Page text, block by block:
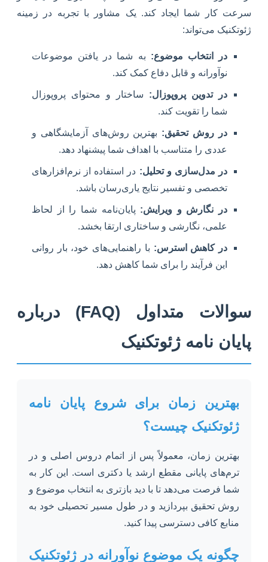
سرعت کار شما ایجاد کند. یک مشاور با تجربه در زمینه
ژئوتکنیک می‌تواند:
در انتخاب موضوع: به شما در یافتن موضوعات
نوآورانه و قابل دفاع کمک کند.
در تدوین پروپوزال: ساختار و محتوای پروپوزال
شما را تقویت کند.
در روش تحقیق: بهترین روش‌های آزمایشگاهی و
عددی را متناسب با اهداف شما پیشنهاد دهد.
در مدل‌سازی و تحلیل: در استفاده از نرم‌افزارهای
تخصصی و تفسیر نتایج یاری‌رسان باشد.
در نگارش و ویرایش: پایان‌نامه شما را از لحاظ
علمی، نگارشی و ساختاری ارتقا بخشد.
در کاهش استرس: با راهنمایی‌های خود، بار روانی
این فرآیند را برای شما کاهش دهد.
سوالات متداول (FAQ) درباره
پایان نامه ژئوتکنیک
بهترین زمان برای شروع پایان نامه
ژئوتکنیک چیست؟
بهترین زمان، معمولاً پس از اتمام دروس اصلی و در
ترم‌های پایانی مقطع ارشد یا دکتری است. این کار به
شما فرصت می‌دهد تا با دید بازتری به انتخاب موضوع و
روش تحقیق بپردازید و در طول مسیر تحصیلی خود به
منابع کافی دسترسی پیدا کنید.
چگونه یک موضوع نوآورانه در ژئوتکنیک